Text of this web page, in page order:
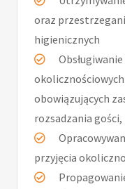
oraz
higienicznych
obowiązujących
rozsadzania
przyjęcia